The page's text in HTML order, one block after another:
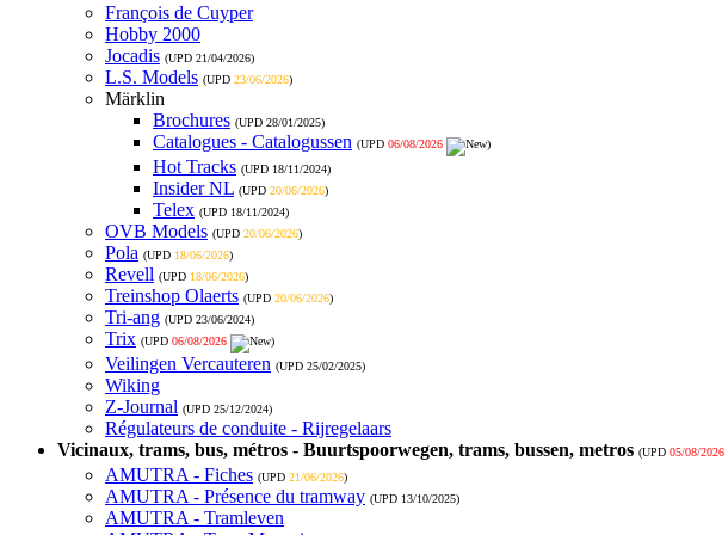
François de Cuyper
Hobby 2000
Jocadis (UPD 21/04/2026)
L.S. Models (UPD 23/06/2026)
Märklin
Brochures (UPD 28/01/2025)
Catalogues - Catalogussen (UPD 06/08/2026 )
Hot Tracks (UPD 18/11/2024)
Insider NL (UPD 20/06/2026)
Telex (UPD 18/11/2024)
OVB Models (UPD 20/06/2026)
Pola (UPD 18/06/2026)
Revell (UPD 18/06/2026)
Treinshop Olaerts (UPD 20/06/2026)
Tri-ang (UPD 23/06/2024)
Trix (UPD 06/08/2026 )
Veilingen Vercauteren (UPD 25/02/2025)
Wiking
Z-Journal (UPD 25/12/2024)
Régulateurs de conduite - Rijregelaars
Vicinaux, trams, bus, métros - Buurtspoorwegen, trams, bussen, metros (UPD 05/08/2026
AMUTRA - Fiches (UPD 21/06/2026)
AMUTRA - Présence du tramway (UPD 13/10/2025)
AMUTRA - Tramleven